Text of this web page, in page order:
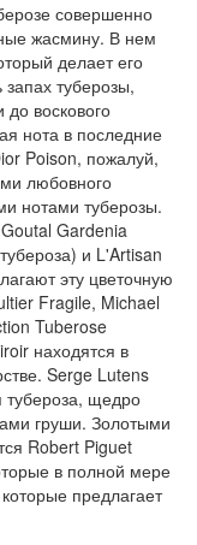
совершенно
жасмину. В нем
делает его
туберозы,
воскового
нота в последние
Poison, пожалуй,
любовного
нотами туберозы.
Gardenia
и L'Artisan
эту цветочную
Fragile, Michael
Tuberose
находятся в
Serge Lutens
тубероза, щедро
груши. Золотыми
Robert Piguet
в полной мере
предлагает